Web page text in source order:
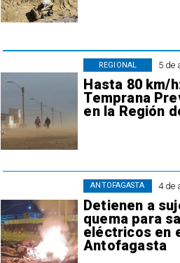
5 de
Hasta 80 km/
Temprana
en la Región
REGIONAL
4 de
Detienen a
quema para
eléctricos en
Antofagasta
ANTOFAGASTA